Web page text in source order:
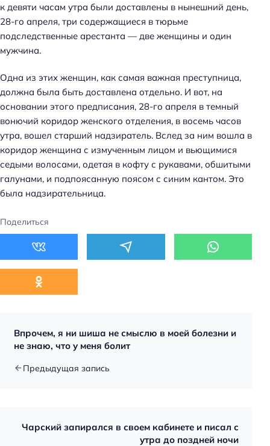
к девяти часам утра были доставлены в нынешний день,
28-го апреля, три содержащиеся в тюрьме
подследственные арестанта — две женщины и один
мужчина.
Одна из этих женщин, как самая важная преступница,
должна была быть доставлена отдельно. И вот, на
основании этого предписания, 28-го апреля в темный
вонючий коридор женского отделения, в восемь часов
утра, вошел старший надзиратель. Вслед за ним вошла в
коридор женщина с измученным лицом и вьющимися
седыми волосами, одетая в кофту с рукавами, обшитыми
галунами, и подпоясанную поясом с синим кантом. Это
была надзирательница.
Поделиться
Впрочем, я ни шиша не смыслю в моей болезни и
не знаю, что у меня болит
Предыдущая запись
Чарский запирался в своем кабинете и писал с
утра до поздней ночи
т
: